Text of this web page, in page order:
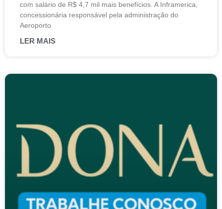
com salário de R$ 4,7 mil mais benefícios. A Inframerica,
concessionária responsável pela administração do
Aeroporto
LER MAIS